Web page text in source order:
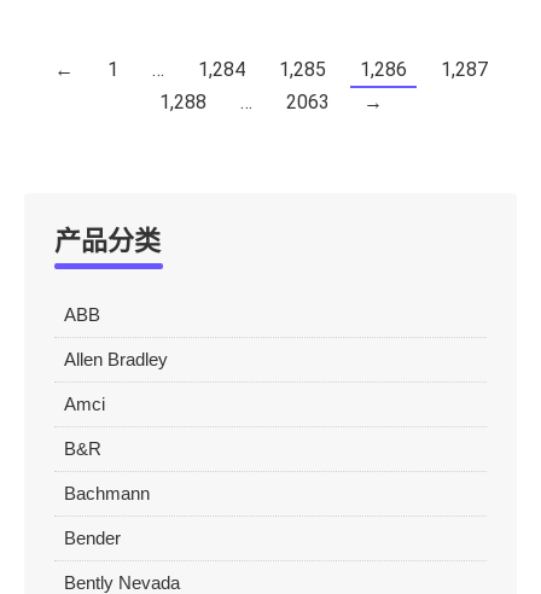
← 1 … 1,284 1,285 1,286
1,287
1,288
… 2063 →
产品分类
ABB
Allen Bradley
Amci
B&R
Bachmann
Bender
Bently Nevada